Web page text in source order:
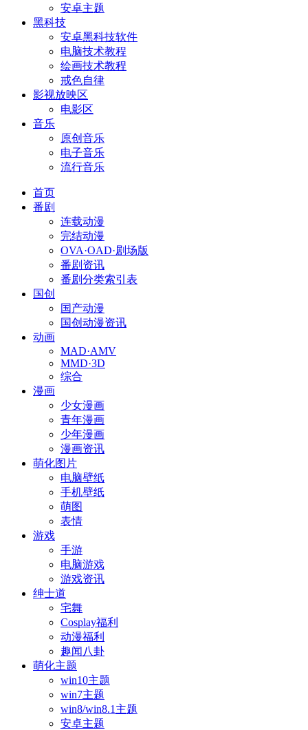
安卓主题
黑科技
安卓黑科技软件
电脑技术教程
绘画技术教程
戒色自律
影视放映区
电影区
音乐
原创音乐
电子音乐
流行音乐
首页
番剧
连载动漫
完结动漫
OVA·OAD·剧场版
番剧资讯
番剧分类索引表
国创
国产动漫
国创动漫资讯
动画
MAD·AMV
MMD·3D
综合
漫画
少女漫画
青年漫画
少年漫画
漫画资讯
萌化图片
电脑壁纸
手机壁纸
萌图
表情
游戏
手游
电脑游戏
游戏资讯
绅士道
宅舞
Cosplay福利
动漫福利
趣闻八卦
萌化主题
win10主题
win7主题
win8/win8.1主题
安卓主题